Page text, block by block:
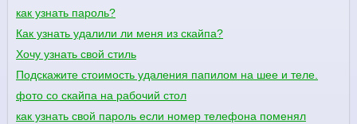
как узнать пароль?
Как узнать удалили ли меня из скайпа?
Хочу узнать свой стиль
Подскажите стоимость удаления папилом на шее и теле.
фото со скайпа на рабочий стол
как узнать свой пароль если номер телефона поменял